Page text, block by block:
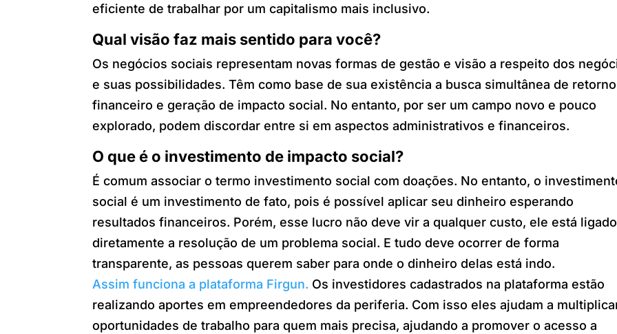
eficiente de trabalhar por um capitalismo mais inclusivo.
Qual visão faz mais sentido para você?
Os negócios sociais representam novas formas de gestão e visão a respeito dos
e suas possibilidades. Têm como base de sua existência a busca simultânea de retorno
financeiro e geração de impacto social. No entanto, por ser um campo novo e pouco
explorado, podem discordar entre si em aspectos administrativos e financeiros.
O que é o investimento de impacto social?
É comum associar o termo investimento social com doações. No entanto, o
social é um investimento de fato, pois é possível aplicar seu dinheiro esperando
resultados financeiros. Porém, esse lucro não deve vir a qualquer custo, ele está ligado
diretamente a resolução de um problema social. E tudo deve ocorrer de forma
transparente, as pessoas querem saber para onde o dinheiro delas está indo.
Assim funciona a plataforma Firgun. Os investidores cadastrados na plataforma estão
realizando aportes em empreendedores da periferia. Com isso eles ajudam a
oportunidades de trabalho para quem mais precisa, ajudando a promover o acesso a